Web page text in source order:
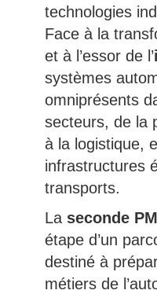
technologies
Face à la
et à l’essor de l’
systèmes
omniprésents
secteurs, de la
à la logistique,
infrastructures
transports.
La seconde
étape d’un
destiné à
métiers de